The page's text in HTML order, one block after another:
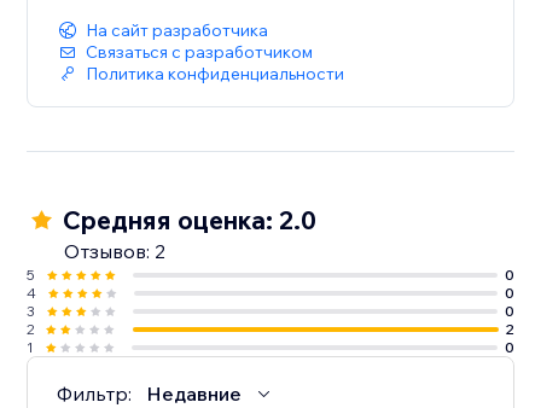
На сайт разработчика
Связаться с разработчиком
Политика конфиденциальности
Средняя оценка: 2.0
Отзывов: 2
5
0
4
0
3
0
2
2
1
0
Фильтр: Недавние